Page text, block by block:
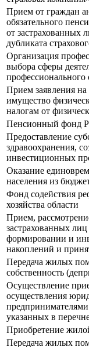
Прием от граждан
обязательного
от застрахованных
дубликата
Организация
выбора сферы
профессионального
Прием заявления на
имущество
налогам от
Пенсионный фонд
Предоставление
здравоохранения,
инвестиционных
Оказание
населения из
Фонд содействия
хозяйства области
Прием,
застрахованных
формировании и
накоплений и
Передача жилых
собственность
Осуществление
осуществления
указанных в
Приобретение
Передача жилых